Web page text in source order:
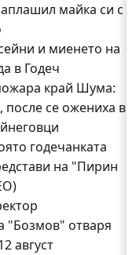
майка си с
и миенето на
в Годеч
край Шума:
се ожениха в
годечанката
на "Пирин
"Бозмов" отваря
август